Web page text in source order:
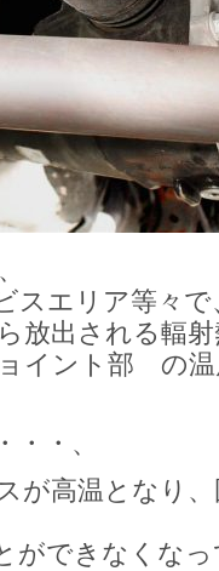
スエリア等々
放出される輻
イント部 の温
・、
が高温となり
ができなくな